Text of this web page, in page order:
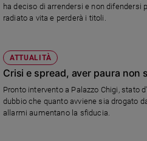
Legalità
Sport
Interviste
Papa
Papa
ha deciso di arrendersi e non difendersi
radiato a vita e perderà i titoli.
ATTUALITÀ
Crisi e spread, aver paura non
Pronto intervento a Palazzo Chigi, stato
dubbio che quanto avviene sia drogato
allarmi aumentano la sfiducia.